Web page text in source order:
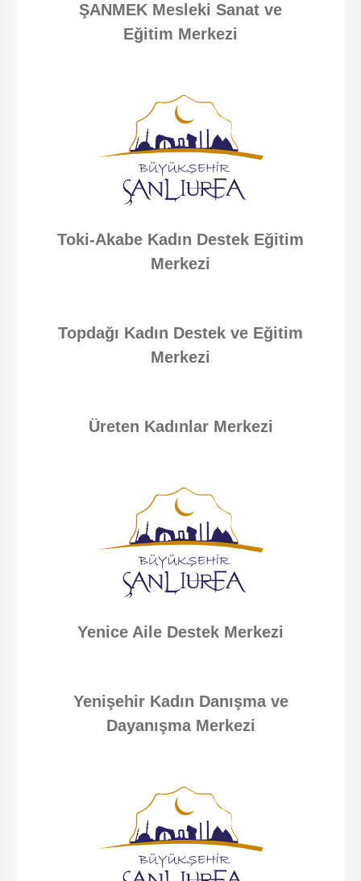
ŞANMEK Mesleki Sanat ve
Eğitim Merkezi
Toki-Akabe Kadın Destek Eğitim
Merkezi
Topdağı Kadın Destek ve Eğitim
Merkezi
Üreten Kadınlar Merkezi
Yenice Aile Destek Merkezi
Yenişehir Kadın Danışma ve
Dayanışma Merkezi